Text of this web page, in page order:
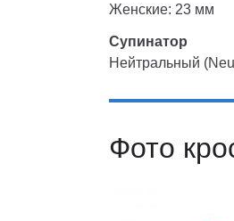
Женские: 23 мм
Супинатор
Нейтральный
Фото